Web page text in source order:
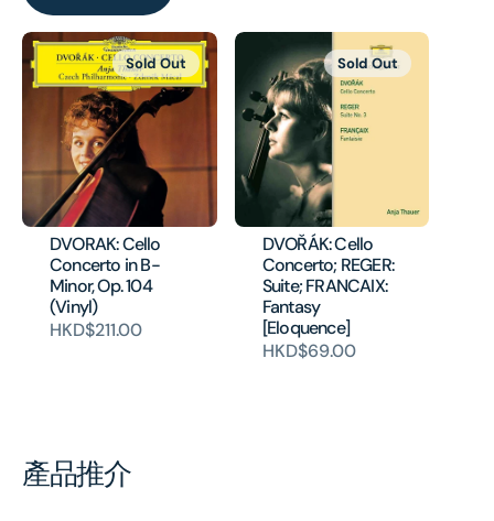
DVORAK: Cello
Concerto in B-
Minor, Op. 104
(Vinyl)
HKD$211.00
Sold Out
DVOŘÁK: Cello
Concerto; REGER:
Suite; FRANCAIX:
Fantasy
[Eloquence]
HKD$69.00
Sold Out
產品推介